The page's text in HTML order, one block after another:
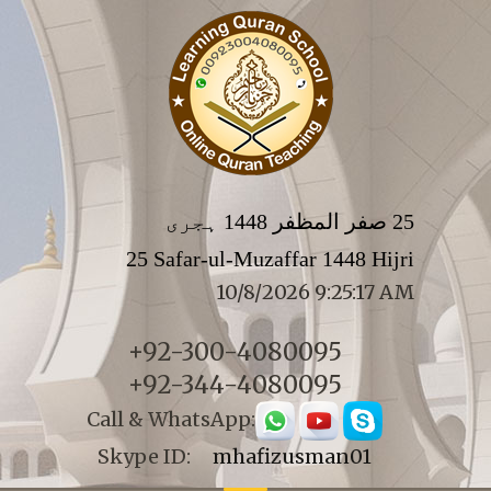
25 صفر المظفر 1448 ہجری
25 Safar-ul-Muzaffar 1448 Hijri
10/8/2026 9:25:17 AM
+92-300-4080095
+92-344-4080095
Call & WhatsApp:
Skype ID: mhafizusman01